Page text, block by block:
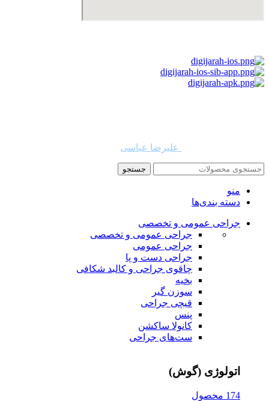
علیرضا عباسی
جستجو
منو
دسته بندی‌ها
جراحی عمومی و تخصصی
جراحی عمومی و تخصصی
جراحی عمومی
جراحی دست و پا
چاقوی جراحی و کالبد شکافی
بخیه
سوزن‌ گیر
قیچی‌ جراحی
پنس
کانولا ساکشن
ست‌های جراحی
اتولوژی (گوش)
174 محصول